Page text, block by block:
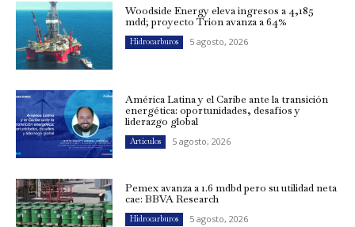
Woodside Energy eleva ingresos a 4,185
mdd; proyecto Trion avanza a 64%
Hidrocarburos 5 agosto, 2026
América Latina y el Caribe ante la transición
energética: oportunidades, desafíos y
liderazgo global
Artículos 5 agosto, 2026
Pemex avanza a 1.6 mdbd pero su utilidad neta
cae: BBVA Research
Hidrocarburos 5 agosto, 2026